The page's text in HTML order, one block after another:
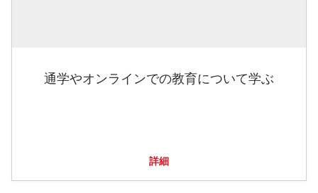
通学やオンラインでの教育について学ぶ
詳細